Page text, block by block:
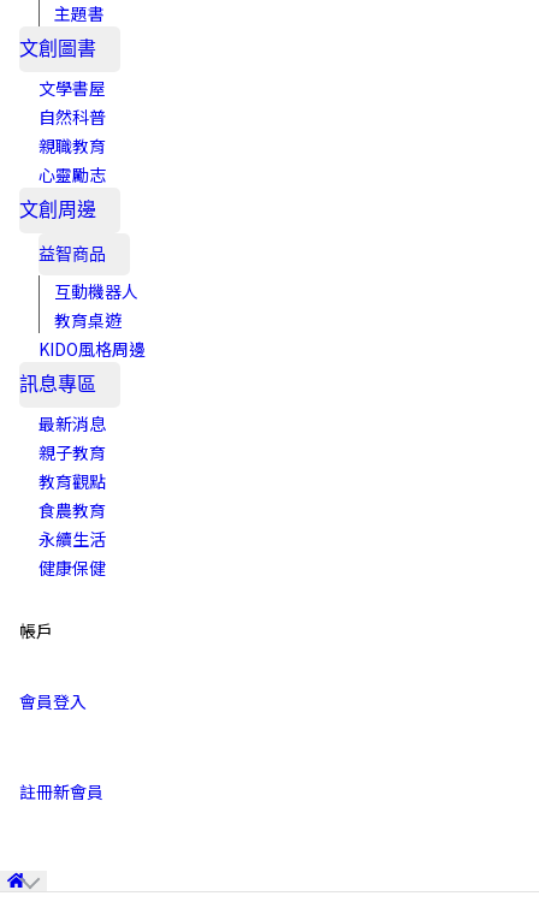
主題書
文創圖書
文學書屋
自然科普
親職教育
心靈勵志
文創周邊
益智商品
互動機器人
教育桌遊
KIDO風格周邊
訊息專區
最新消息
親子教育
教育觀點
食農教育
永續生活
健康保健
帳戶
會員登入
註冊新會員